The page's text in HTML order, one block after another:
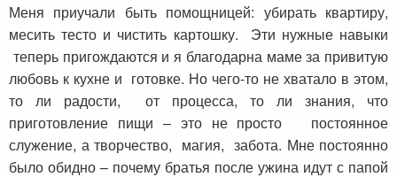
Меня приучали быть помощницей: убирать квартиру,
месить тесто и чистить картошку. Эти нужные навыки
теперь пригождаются и я благодарна маме за привитую
любовь к кухне и готовке. Но чего-то не хватало в этом,
то ли радости, от процесса, то ли знания, что
приготовление пищи – это не просто постоянное
служение, а творчество, магия, забота. Мне постоянно
было обидно – почему братья после ужина идут с папой